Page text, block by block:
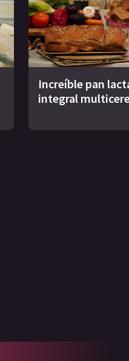
Increíble pan
integral